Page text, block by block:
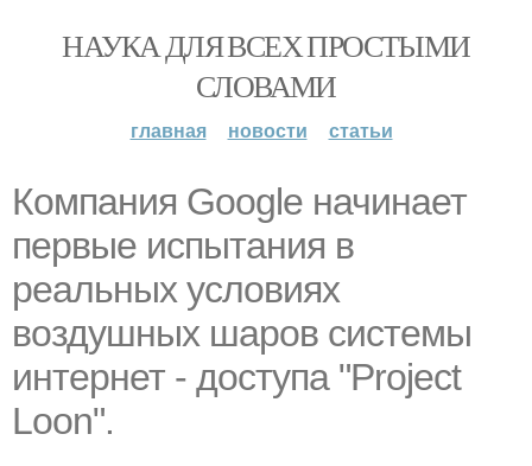
НАУКА ДЛЯ ВСЕХ ПРОСТЫМИ
СЛОВАМИ
главная новости статьи
Компания Google начинает
первые испытания в
реальных условиях
воздушных шаров системы
интернет - доступа "Project
Loon".